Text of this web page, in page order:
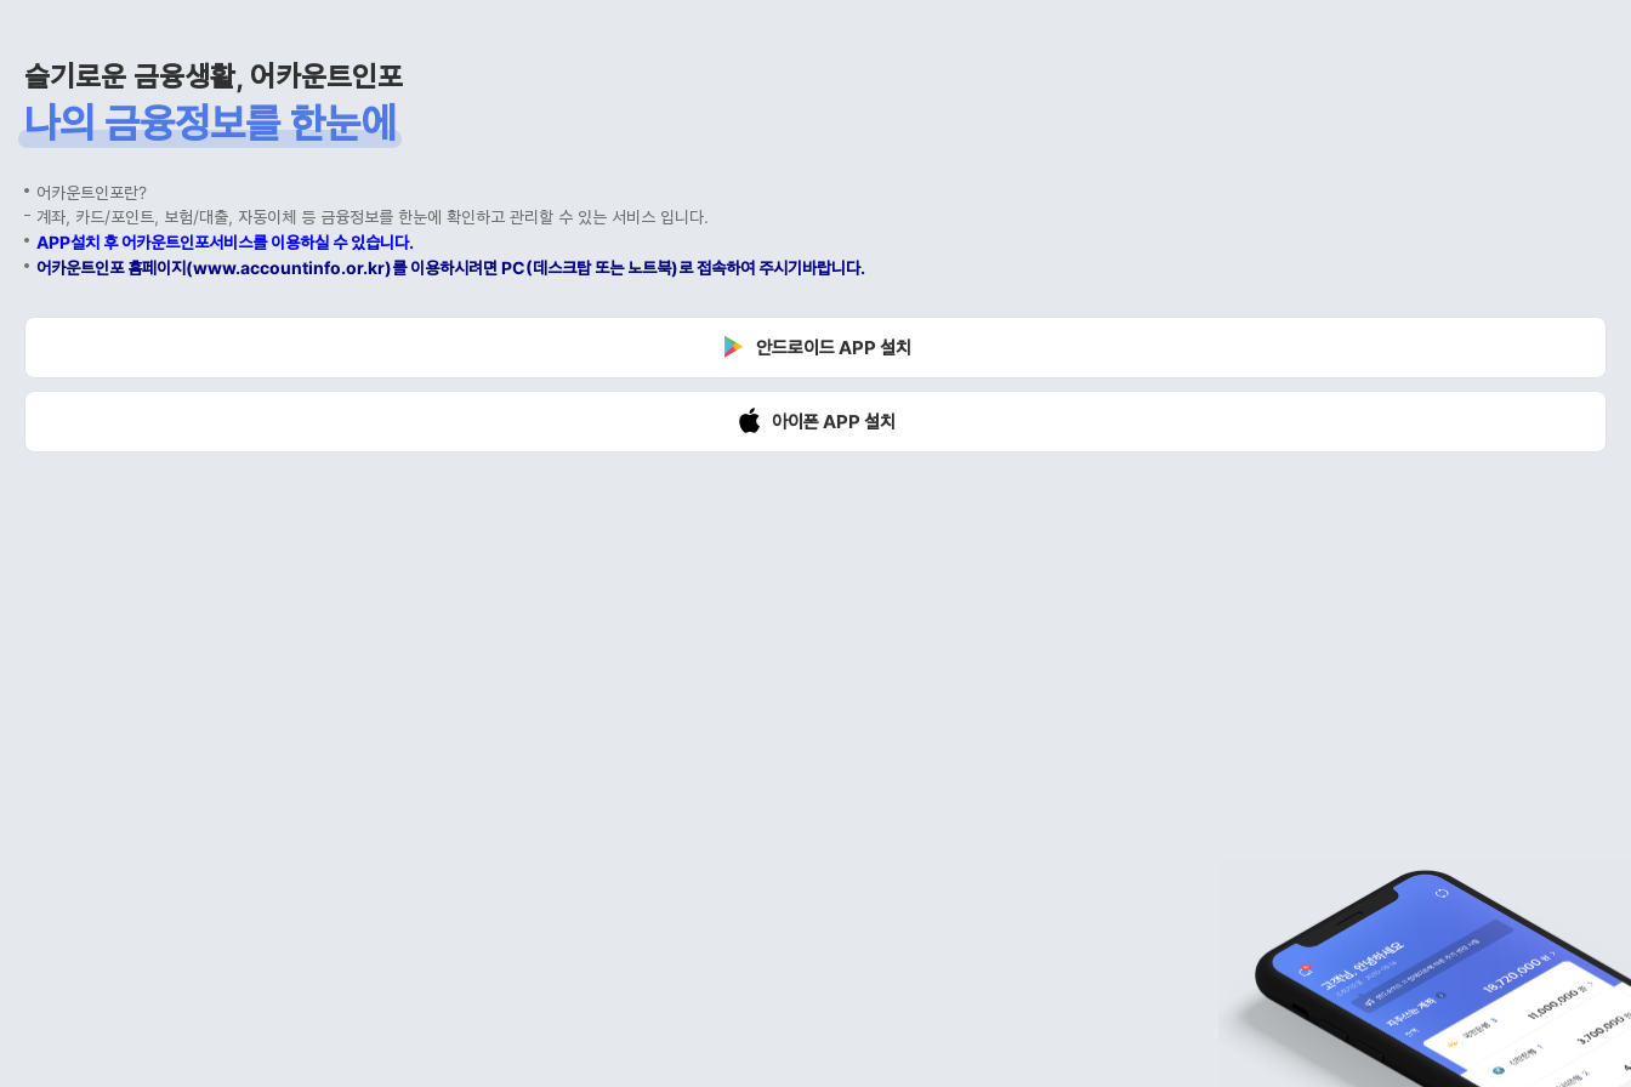
슬기로운 금융생활, 어카운트인포
나의 금융정보를 한눈에
어카운트인포란?
계좌, 카드/포인트, 보험/대출, 자동이체 등 금융정보를 한눈에 확인하고 관리할 수 있는 서비스 입니다.
APP설치 후 어카운트인포서비스를 이용하실 수 있습니다.
어카운트인포 홈페이지(www.accountinfo.or.kr)를 이용하시려면 PC(데스크탑 또는 노트북)로 접속하여 주시기바랍니다.
안드로이드 APP 설치
아이폰 APP 설치